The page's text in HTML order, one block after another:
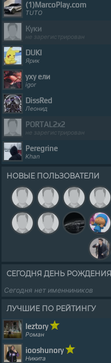
(1)MarcоPlay.com
TUTO
Куки
не зарегистрирован
DUKI
Ярик
уху ели
igor
DissRed
Леонид
PORTAL2x2
не зарегистрирован
Peregrine
Khan
НОВЫЕ ПОЛЬЗОВАТЕЛИ
СЕГОДНЯ ДЕНЬ РОЖДЕНИЯ
Сегодня нет именниников
ЛУЧШИЕ ПО РЕЙТИНГУ
leztory
Роман
iooshunory
Никита